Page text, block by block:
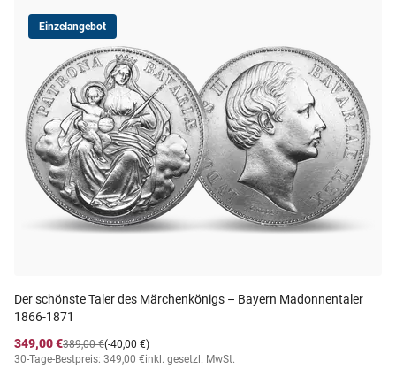
Einzelangebot
Der schönste Taler des Märchenkönigs – Bayern Madonnentaler
1866-1871
349,00 €
(-40,00 €)
389,00 €
30-Tage-Bestpreis: 349,00 €inkl. gesetzl. MwSt.